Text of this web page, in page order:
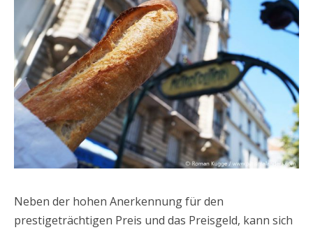
Neben der hohen Anerkennung für den
prestigeträchtigen Preis und das Preisgeld, kann sich